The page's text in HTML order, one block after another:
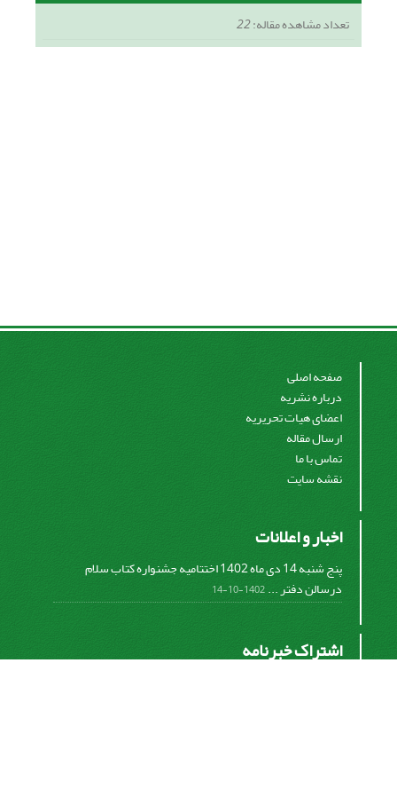
تعداد مشاهده مقاله:22
صفحه اصلی
درباره نشریه
اعضای هیات تحریریه
ارسال مقاله
تماس با ما
نقشه سایت
اخبار و اعلانات
پنج شنبه 14 دی ماه 1402 اختتامیه جشنواره کتاب سلام
درسالن دفتر ...1402-10-14
اشتراک خبرنامه